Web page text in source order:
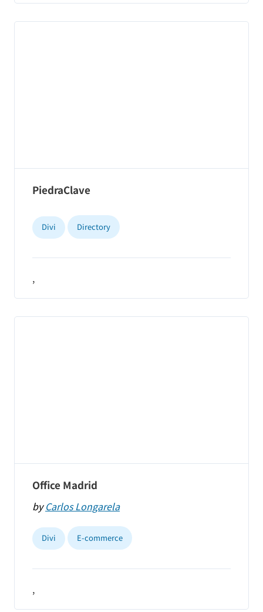
PiedraClave
Divi Directory
,
Office Madrid
byCarlos Longarela
Divi E-commerce
,